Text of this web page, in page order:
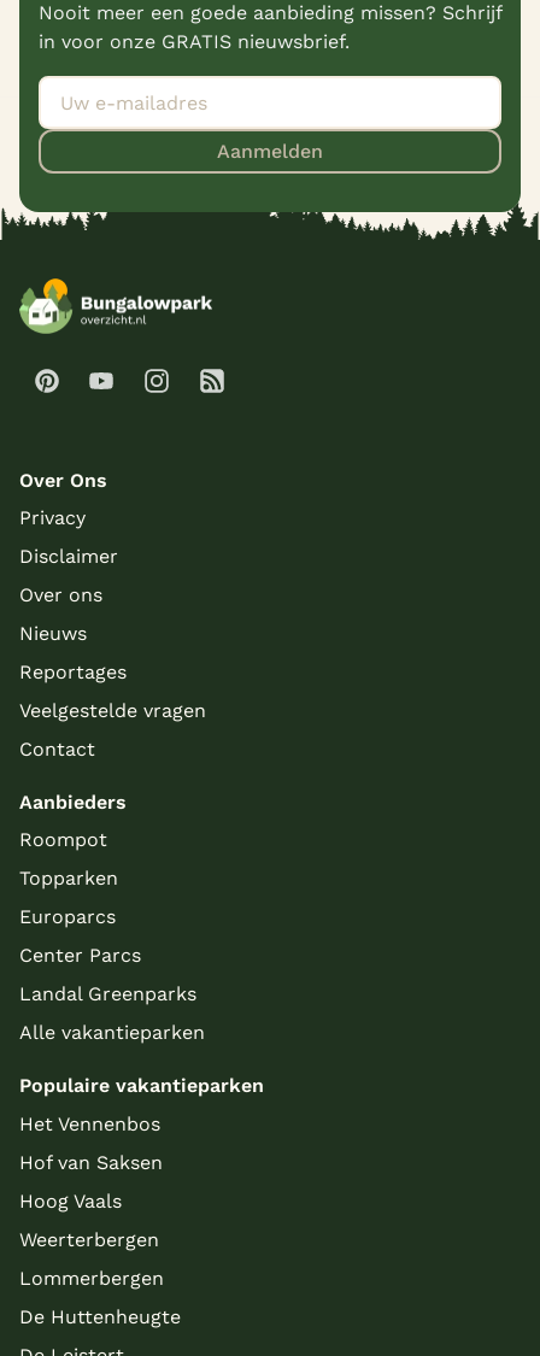
Nooit meer een goede aanbieding missen? Schrijf
in voor onze GRATIS nieuwsbrief.
Aanmelden
Over Ons
Privacy
Disclaimer
Over ons
Nieuws
Reportages
Veelgestelde vragen
Contact
Aanbieders
Roompot
Topparken
Europarcs
Center Parcs
Landal Greenparks
Alle vakantieparken
Populaire vakantieparken
Het Vennenbos
Hof van Saksen
Hoog Vaals
Weerterbergen
Lommerbergen
De Huttenheugte